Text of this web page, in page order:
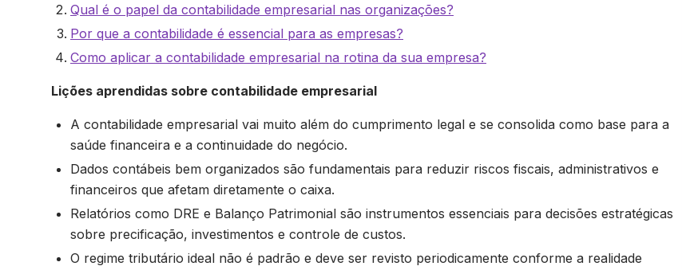
Qual é o papel da contabilidade empresarial nas organizações?
Por que a contabilidade é essencial para as empresas?
Como aplicar a contabilidade empresarial na rotina da sua empresa?
Lições aprendidas sobre contabilidade empresarial
A contabilidade empresarial vai muito além do cumprimento legal e se consolida como base para a
saúde financeira e a continuidade do negócio.
Dados contábeis bem organizados são fundamentais para reduzir riscos fiscais, administrativos e
financeiros que afetam diretamente o caixa.
Relatórios como DRE e Balanço Patrimonial são instrumentos essenciais para decisões estratégicas
sobre precificação, investimentos e controle de custos.
O regime tributário ideal não é padrão e deve ser revisto periodicamente conforme a realidade